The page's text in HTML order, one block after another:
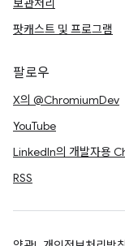
보관처리
팟캐스트 및 프로그램
팔로우
X의 @ChromiumDev
YouTube
LinkedIn의 개발자용
RSS